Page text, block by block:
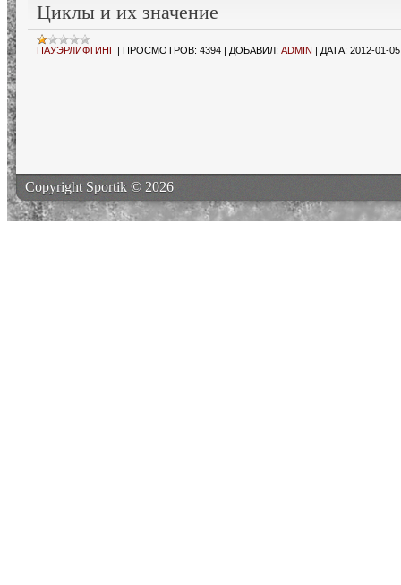
Циклы и их значение
ПАУЭРЛИФТИНГ | ПРОСМОТРОВ: 4394 | ДОБАВИЛ: ADMIN | ДАТА: 2012-01-05
Copyright Sportik © 2026